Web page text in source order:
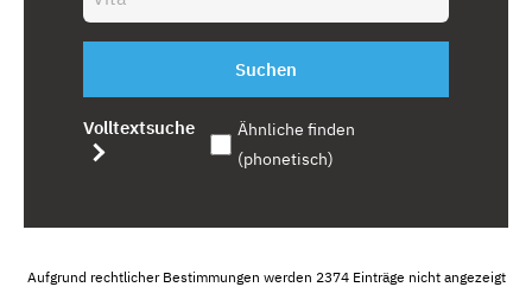
Suchen
Volltextsuche
Ähnliche finden
(phonetisch)
Aufgrund rechtlicher Bestimmungen werden 2374 Einträge nicht angezeigt